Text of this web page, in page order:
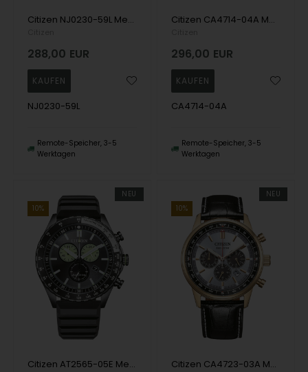
Citizen NJ0230-59L Mens Watch Automatic 40mm 10ATM Wristwatch
288,00 EUR
NJ0230-59L
Remote-Speicher, 3-5
Werktagen
Citizen CA4714-04A Mens Watch Eco-Drive Chronograph 40mm 10ATM Wristwatch
296,00 EUR
CA4714-04A
Remote-Speicher, 3-5
Werktagen
NEU
10%
Citizen AT2565-05E Mens Watch Eco-Drive Chronograph 43mm 10ATM Wristwatch
NEU
10%
Citizen CA4723-03A Mens Watch Eco-Drive Chronograph 42mm 10ATM Wristwatch